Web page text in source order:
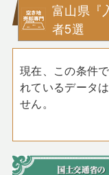
富山県『
者5選
現在、この条件
れているデータ
せん。